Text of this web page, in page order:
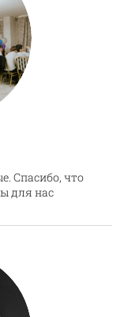
Спасибо, что
для нас